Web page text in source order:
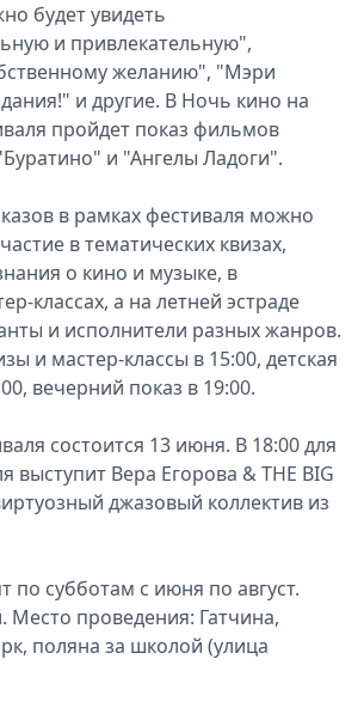
будет увидеть
и привлекательную",
желанию", "Мэри
и другие. В Ночь кино на
пройдет показ фильмов
и "Ангелы Ладоги".
в рамках фестиваля можно
в тематических квизах,
о кино и музыке, в
классах, а на летней эстраде
и исполнители разных жанров.
и мастер-классы в 15:00, детская
вечерний показ в 19:00.
состоится 13 июня. В 18:00 для
выступит Вера Егорова & THE BIG
джазовый коллектив из
по субботам с июня по август.
Место проведения: Гатчина,
поляна за школой (улица